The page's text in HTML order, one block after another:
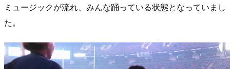
ミュージックが流れ、みんな踊っている状態となっていまし
た。